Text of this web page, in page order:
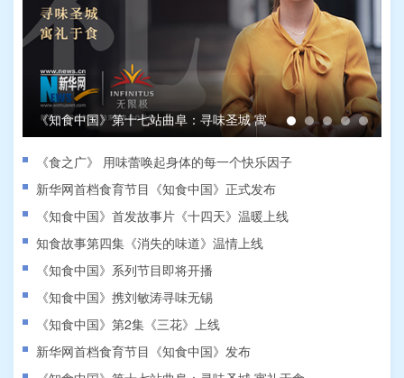
《知食中国》第十七站曲阜：寻味圣城 寓
礼于食
《食之广》 用味蕾唤起身体的每一个快乐因子
新华网首档食育节目《知食中国》正式发布
《知食中国》首发故事片《十四天》温暖上线
知食故事第四集《消失的味道》温情上线
《知食中国》系列节目即将开播
《知食中国》携刘敏涛寻味无锡
《知食中国》第2集《三花》上线
新华网首档食育节目《知食中国》发布